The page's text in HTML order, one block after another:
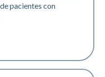
pacientes con